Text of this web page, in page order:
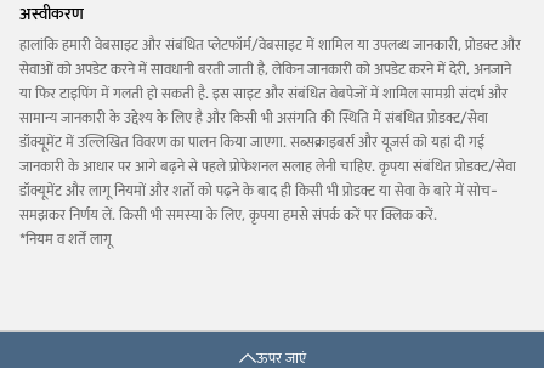
अस्वीकरण
हालांकि हमारी वेबसाइट और संबंधित प्लेटफॉर्म/वेबसाइट में शामिल या उपलब्ध जानकारी, प्रोडक्ट और
सेवाओं को अपडेट करने में सावधानी बरती जाती है, लेकिन जानकारी को अपडेट करने में देरी, अनजाने
या फिर टाइपिंग में गलती हो सकती है. इस साइट और संबंधित वेबपेजों में शामिल सामग्री संदर्भ और
सामान्य जानकारी के उद्देश्य के लिए है और किसी भी असंगति की स्थिति में संबंधित प्रोडक्ट/सेवा
डॉक्यूमेंट में उल्लिखित विवरण का पालन किया जाएगा. सब्सक्राइबर्स और यूज़र्स को यहां दी गई
जानकारी के आधार पर आगे बढ़ने से पहले प्रोफेशनल सलाह लेनी चाहिए. कृपया संबंधित प्रोडक्ट/सेवा
डॉक्यूमेंट और लागू नियमों और शर्तों को पढ़ने के बाद ही किसी भी प्रोडक्ट या सेवा के बारे में सोच-
समझकर निर्णय लें. किसी भी समस्या के लिए, कृपया हमसे संपर्क करें पर क्लिक करें.
*नियम व शर्तें लागू
ऊपर जाएं